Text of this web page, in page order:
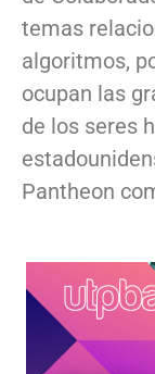
temas
algoritmos,
ocupan las
de los seres
Pantheon